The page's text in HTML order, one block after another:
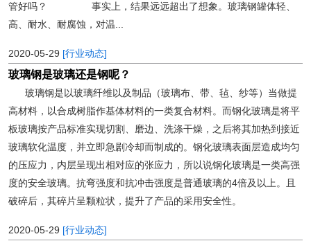
管好吗？ 事实上，结果远远超出了想象。玻璃钢罐体轻、
高、耐水、耐腐蚀，对温...
2020-05-29 [行业动态]
玻璃钢是玻璃还是钢呢？
玻璃钢是以玻璃纤维以及制品（玻璃布、带、毡、纱等）当做提
高材料，以合成树脂作基体材料的一类复合材料。而钢化玻璃是将平
板玻璃按产品标准实现切割、磨边、洗涤干燥，之后将其加热到接近
玻璃软化温度，并立即急剧冷却而制成的。钢化玻璃表面层造成均匀
的压应力，内层呈现出相对应的张应力，所以说钢化玻璃是一类高强
度的安全玻璃。抗弯强度和抗冲击强度是普通玻璃的4倍及以上。且
破碎后，其碎片呈颗粒状，提升了产品的采用安全性。
2020-05-29 [行业动态]